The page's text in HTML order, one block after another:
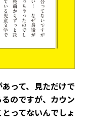
あって、見ただけで
のですが、カウン
ってないんでしょ